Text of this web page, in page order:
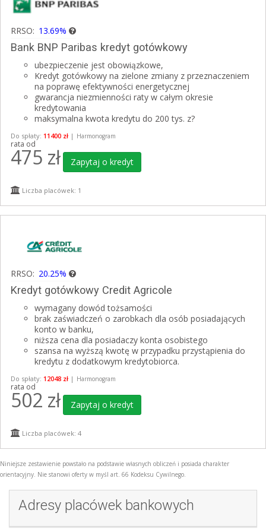
RRSO: 13.69%
Bank BNP Paribas kredyt gotówkowy
ubezpieczenie jest obowiązkowe,
Kredyt gotówkowy na zielone zmiany z przeznaczeniem
na poprawę efektywności energetycznej
gwarancja niezmienności raty w całym okresie
kredytowania
maksymalna kwota kredytu do 200 tys. z?
Do spłaty: 11400 zł | Harmonogram
rata od
475 zł Zapytaj o kredyt
Liczba placówek: 1
RRSO: 20.25%
Kredyt gotówkowy Credit Agricole
wymagany dowód tożsamości
brak zaświadczeń o zarobkach dla osób posiadających
konto w banku,
niższa cena dla posiadaczy konta osobistego
szansa na wyższą kwotę w przypadku przystąpienia do
kredytu z dodatkowym kredytobiorca.
Do spłaty: 12048 zł | Harmonogram
rata od
502 zł Zapytaj o kredyt
Liczba placówek: 4
Niniejsze zestawienie powstało na podstawie własnych obliczeń i posiada charakter
orientacyjny. Nie stanowi oferty w myśl art. 66 Kodeksu Cywilnego.
Adresy placówek bankowych